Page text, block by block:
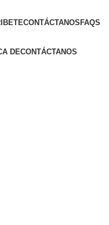
CONTÁCTANOS FAQS
DECONTÁCTANOS